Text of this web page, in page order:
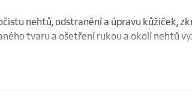
nehtů, odstranění a úpravu kůžiček,
tvaru a ošetření rukou a okolí nehtů